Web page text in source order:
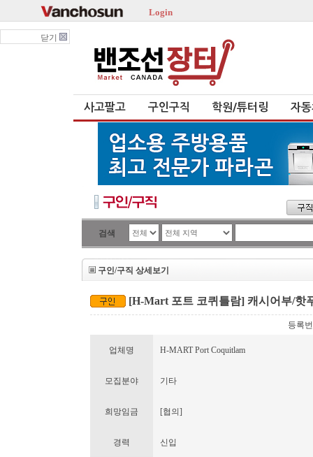
Login
닫기
사고팔고 구인구직 학원/튜터링 자
검색
구인/구직 상세보기
[H-Mart 포트 코퀴틀람] 캐시어부/핫
등록
업체명 H-MART Port Coquitlam
모집분야 기타
희망임금 [협의]
경력 신입